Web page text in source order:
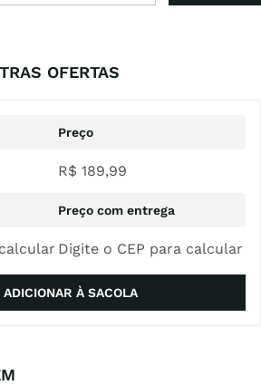
OFERTAS
R$ 189,99
Digite o CEP para calcular
ADICIONAR À SACOLA